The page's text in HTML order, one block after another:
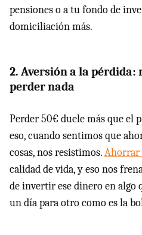
pensiones o a tu fondo de
domiciliación más.
2. Aversión a la pérdida:
perder nada
Perder 50€ duele más que el
eso, cuando sentimos que
cosas, nos resistimos.Ahorrar
calidad de vida, y eso nos
de invertir ese dinero en algo
un día para otro como es la